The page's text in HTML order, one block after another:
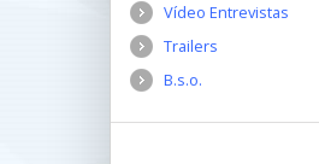
Vídeo Entrevistas
Trailers
B.s.o.